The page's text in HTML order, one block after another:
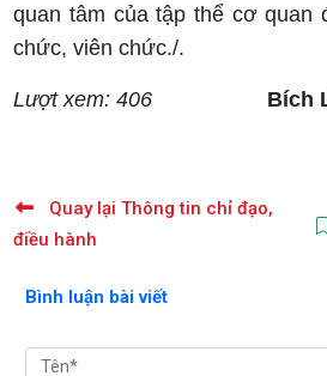
quan tâm của tập thể cơ quan
chức, viên chức./.
Lượt xem: 406 Bích
Quay lại Thông tin chỉ đạo,
điều hành
Bình luận bài viết